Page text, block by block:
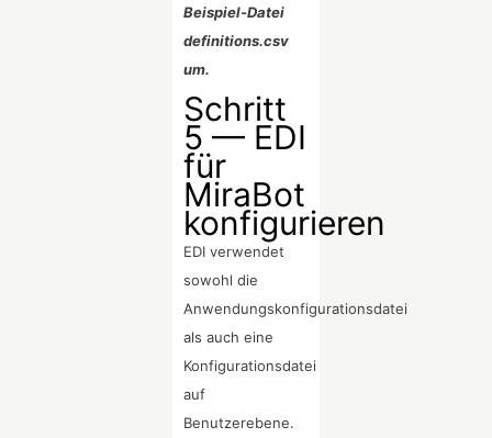
Beispiel-Datei
definitions.csv
um.
Schritt
5 — EDI
für
MiraBot
konfigurieren
EDI verwendet
sowohl die
Anwendungskonfigurationsdatei
als auch eine
Konfigurationsdatei
auf
Benutzerebene.